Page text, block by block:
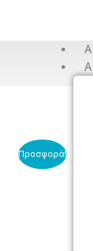
Προσφορά!